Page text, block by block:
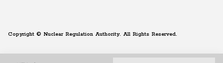
Copyright © Nuclear Regulation Authority. All Rights Reserved.